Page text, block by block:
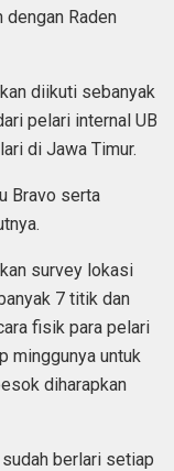
Raden
diikuti sebanyak
pelari internal UB
di Jawa Timur.
Bravo serta
survey lokasi
7 titik dan
fisik para pelari
minggunya untuk
diharapkan
berlari setiap